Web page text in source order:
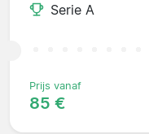
Serie A
Prijs vanaf
85 €